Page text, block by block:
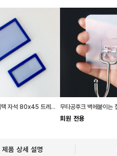
창고선반네임택 자석 80x45 트레이정리 회사비품실
회원 전용
제품 상세 설명